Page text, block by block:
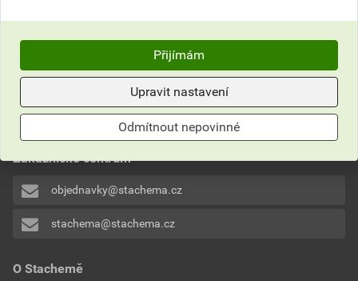
O Stachemě
Nevíte si rady?
Často kladené otázky
Kontaktujte naše
Zákaznické centrum
objednavky@stachema.cz
stachema@stachema.cz
Přijímám
Upravit nastavení
Odmítnout nepovinné